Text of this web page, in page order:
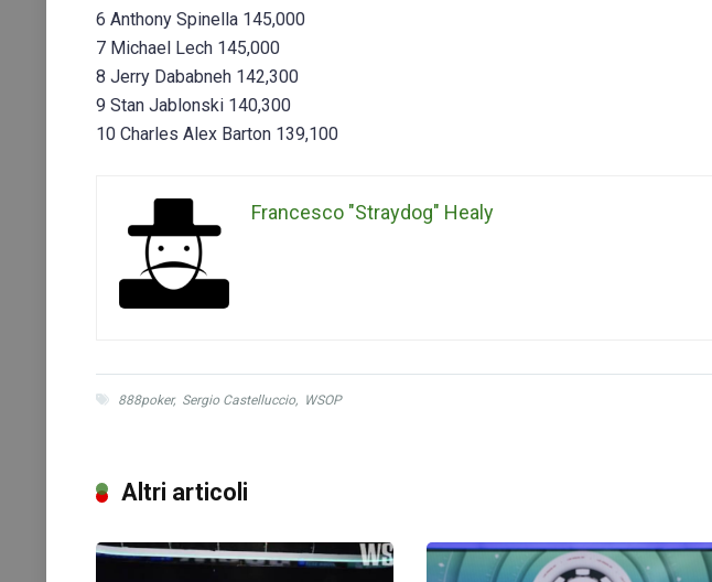
6 Anthony Spinella 145,000
7 Michael Lech 145,000
8 Jerry Dababneh 142,300
9 Stan Jablonski 140,300
10 Charles Alex Barton 139,100
Francesco "Straydog" Healy
888poker, Sergio Castelluccio, WSOP
Altri articoli